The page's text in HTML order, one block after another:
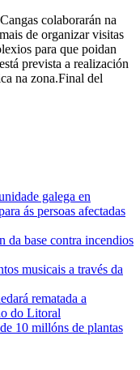
colaborarán na
de organizar visitas
para que poidan
prevista a realización
na zona.Final del
galega en
ás persoas afectadas
da base contra incendios
musicais a través da
rematada a
do Litoral
10 millóns de plantas